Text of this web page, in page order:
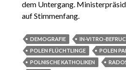
dem Untergang.
auf Stimmenfang.
DEMOGRAFIE
IN-VITRO-
POLEN FLÜCHTLINGE
POLEN
POLNISCHE KATHOLIKEN